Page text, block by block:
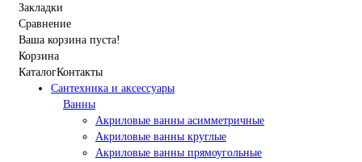
Закладки
Сравнение
Ваша корзина пуста!
Корзина
КаталогКонтакты
Сантехника и аксессуары
Ванны
Акриловые ванны асимметричные
Акриловые ванны круглые
Акриловые ванны прямоугольные